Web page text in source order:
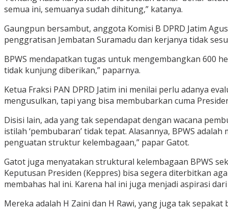
semua ini, semuanya sudah dihitung,” katanya.
Gaungpun bersambut, anggota Komisi B DPRD Jatim
penggratisan Jembatan Suramadu dan kerjanya tidak
BPWS mendapatkan tugas untuk mengembangkan 600
tidak kunjung diberikan,” paparnya.
Ketua Fraksi PAN DPRD Jatim ini menilai perlu adanya
mengusulkan, tapi yang bisa membubarkan cuma
Disisi lain, ada yang tak sependapat dengan wacana
istilah ‘pembubaran’ tidak tepat. Alasannya, BPWS
penguatan struktur kelembagaan,” papar Gatot.
Gatot juga menyatakan struktural kelembagaan BPWS
Keputusan Presiden (Keppres) bisa segera diterbitkan
membahas hal ini. Karena hal ini juga menjadi aspirasi
Mereka adalah H Zaini dan H Rawi, yang juga tak